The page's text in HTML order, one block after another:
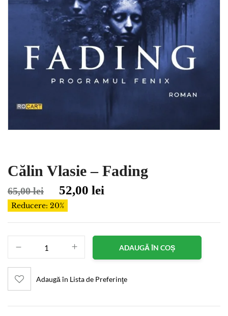
Călin Vlasie – Fading
65,00lei 52,00 lei
Reducere: 20%
ADAUGĂ ÎN COȘ
Adaugă în Lista de Preferinţe